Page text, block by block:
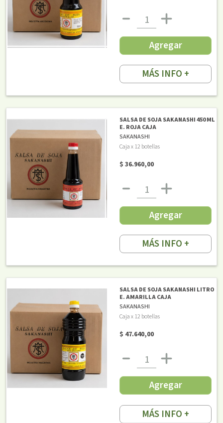
Agregar
MÁS INFO +
SALSA DE SOJA SAKANASHI 450 ML
E. ROJA CAJA
SAKANASHI
Caja x 12 botellas
$ 36.960,00
Agregar
MÁS INFO +
SALSA DE SOJA SAKANASHI LITRO
E. AMARILLA CAJA
SAKANASHI
Caja x 12 botellas
$ 47.640,00
Agregar
MÁS INFO +